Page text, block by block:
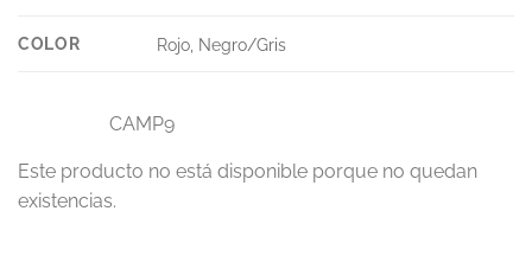
COLOR Rojo, Negro/Gris
CAMP9
Este producto no está disponible porque no quedan
existencias.